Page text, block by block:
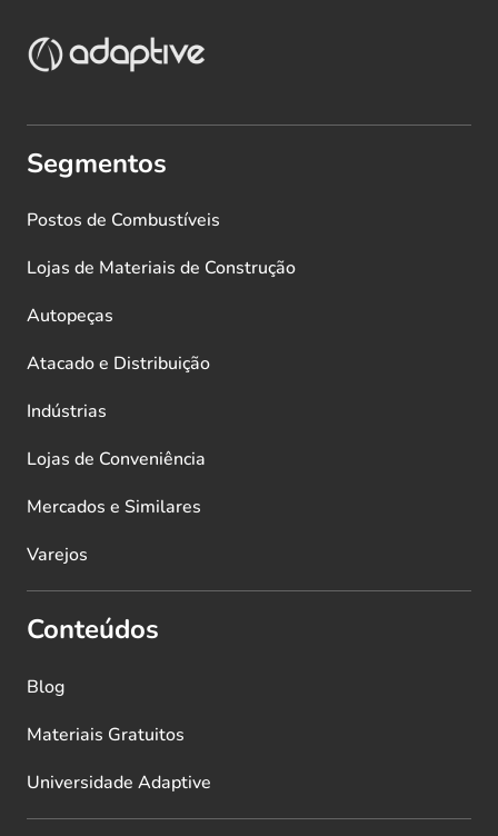
Segmentos
Postos de Combustíveis
Lojas de Materiais de Construção
Autopeças
Atacado e Distribuição
Indústrias
Lojas de Conveniência
Mercados e Similares
Varejos
Conteúdos
Blog
Materiais Gratuitos
Universidade Adaptive